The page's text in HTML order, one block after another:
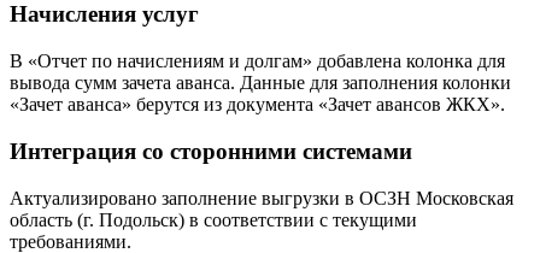
Начисления услуг
В «Отчет по начислениям и долгам» добавлена колонка для
вывода сумм зачета аванса. Данные для заполнения колонки
«Зачет аванса» берутся из документа «Зачет авансов ЖКХ».
Интеграция со сторонними системами
Актуализировано заполнение выгрузки в ОСЗН Московская
область (г. Подольск) в соответствии с текущими
требованиями.